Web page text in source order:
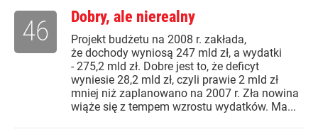
Dobry, ale nierealny
Projekt budżetu na 2008 r. zakłada,
że dochody wyniosą 247 mld zł, a wydatki
- 275,2 mld zł. Dobre jest to, że deficyt
wyniesie 28,2 mld zł, czyli prawie 2 mld zł
mniej niż zaplanowano na 2007 r. Zła nowina
wiąże się z tempem wzrostu wydatków. Ma...
46